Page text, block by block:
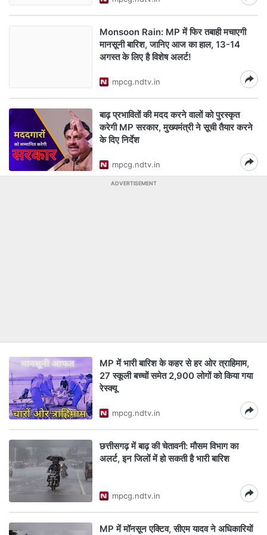
Monsoon Rain: MP में फिर तबाही मचाएगी
मानसूनी बारिश, जानिए आज का हाल, 13-14
अगस्त के लिए है विशेष अलर्ट!
mpcg.ndtv.in
बाढ़ प्रभावितों की मदद करने वालों को पुरस्कृत
करेगी MP सरकार, मुख्यमंत्री ने सूची तैयार करने
के दिए निर्देश
mpcg.ndtv.in
ADVERTISEMENT
MP में भारी बारिश के कहर से हर ओर त्राहिमाम,
27 स्कूली बच्चों समेत 2,900 लोगों को किया गया
रेस्क्यू
mpcg.ndtv.in
छत्तीसगढ़ में बाढ़ की चेतावनी: मौसम विभाग का
अलर्ट, इन जिलों में हो सकती है भारी बारिश
mpcg.ndtv.in
MP में मॉनसून एक्टिव, सीएम यादव ने अधिकारियों